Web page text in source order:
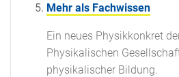
Mehr als Fachwissen
Ein neues Physikkonkret
Physikalischen
physikalischer Bildung.